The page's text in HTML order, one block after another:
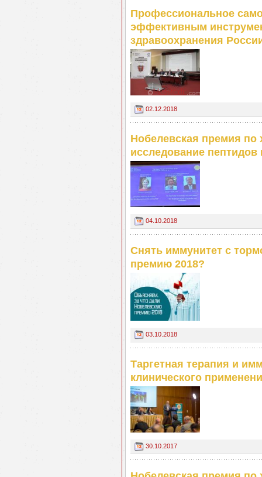
Профессиональное
эффективным
здравоохранения
02.12.2018
Нобелевская премия
исследование пептидов
04.10.2018
Снять иммунитет с
премию 2018?
03.10.2018
Таргетная терапия и
клинического
30.10.2017